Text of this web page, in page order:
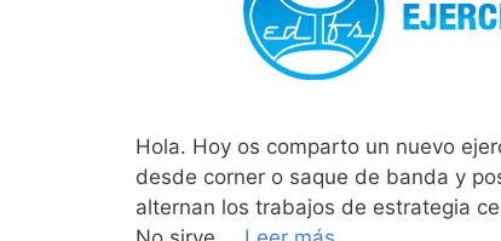
Hola. Hoy os comparto un nuevo
desde corner o saque de banda y
alternan los trabajos de estrategia